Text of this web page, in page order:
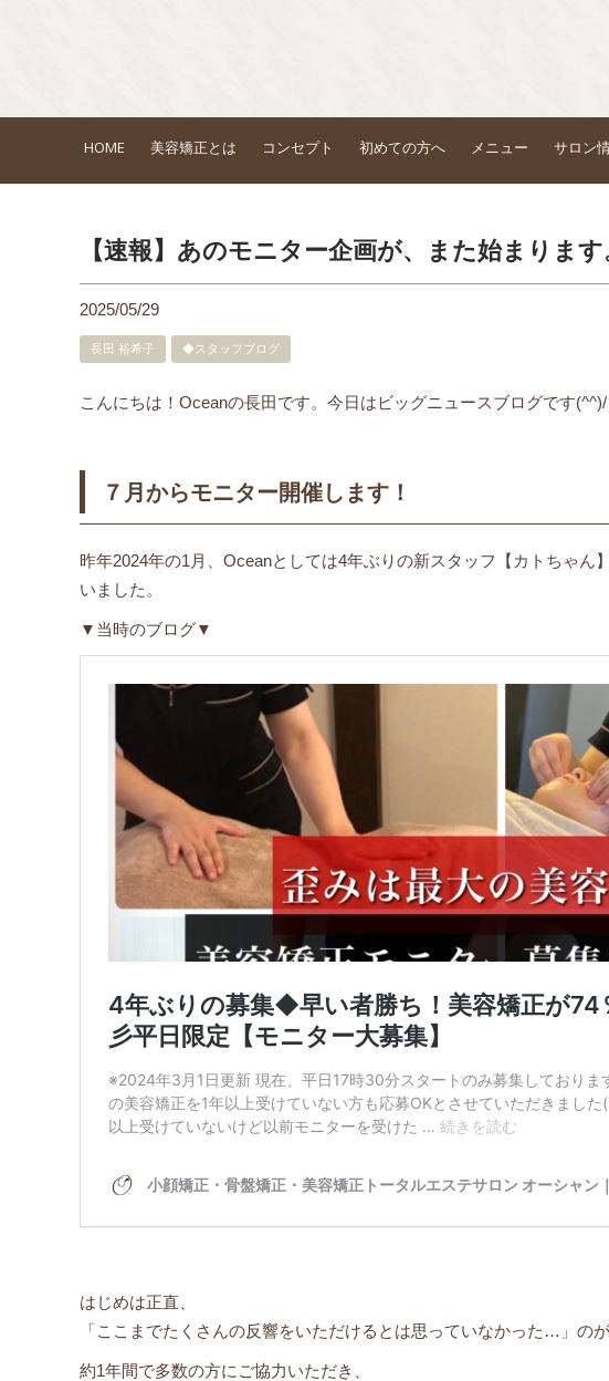
HOME 美容矯正とは コンセプト 初めての方へ メニュー サロン
【速報】あのモニター企画が、また始まります
2025/05/29
長田 裕希子 ◆スタッフブログ
こんにちは！Oceanの長田です。今日はビッグニュースブログです(^^)/
７月からモニター開催します！
昨年2024年の1月、Oceanとしては4年ぶりの新スタッフ【カトちゃ
いました。
▼当時のブログ▼
はじめは正直、
「ここまでたくさんの反響をいただけるとは思っていなかった…」のが
約1年間で多数の方にご協力いただき、